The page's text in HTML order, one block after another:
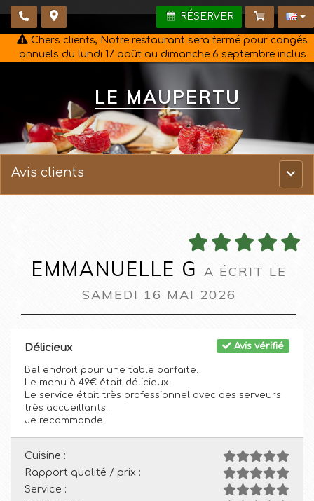
RÉSERVER
Chers clients, Notre restaurant sera fermé pour congés
annuels du lundi 17 août au dimanche 6 septembre inclus
LE MAUPERTU
Menu
Avis clients
EMMANUELLE G A ÉCRIT LE
SAMEDI 16 MAI 2026
Avis vérifié
Délicieux
Bel endroit pour une table parfaite.
Le menu à 49€ était délicieux.
Le service était très professionnel avec des serveurs
très accueillants.
Je recommande.
Cuisine :
Rapport qualité / prix :
Service :